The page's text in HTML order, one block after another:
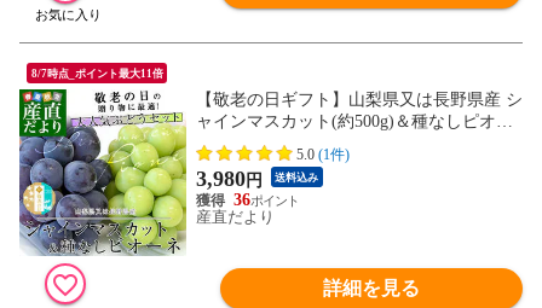
8/7時点_ポイント最大11倍
【敬老の日ギフト】山梨県又は長野県産 シ
ャインマスカット(約500g)＆種なしピオー
ネ(約450g) 極上・秀品 各1房入り 合計950g
以上 送料無料 ブドウ ぶどう 葡萄 メッセ
ージカード付き クール便
5.0 (1件)
3,980円 送料込み
36
産直だより
詳細を見る